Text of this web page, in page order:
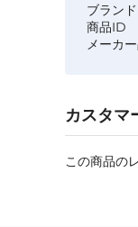
ブランド
商品ID
メーカ
カスタマ
この商品の